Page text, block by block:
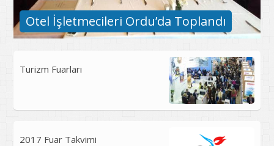
Otel İşletmecileri Ordu’da Toplandı
Turizm Fuarları
2017 Fuar Takvimi